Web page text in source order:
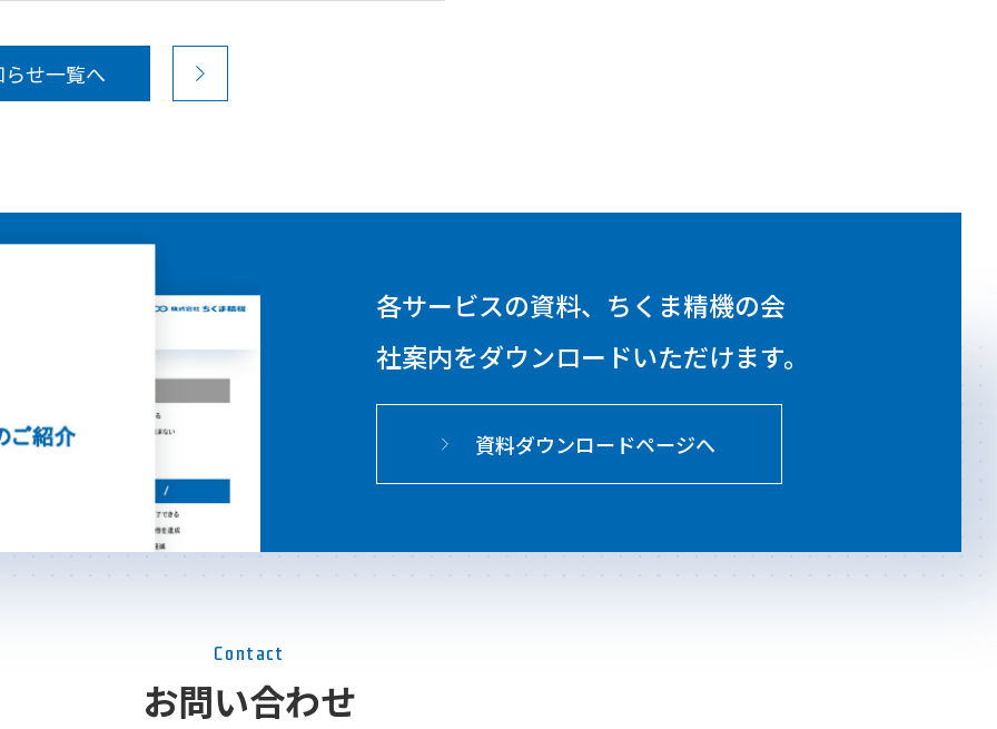
せ一覧へ
各サービスの資料、ちくま精機の会
社案内をダウンロードいただけます。
資料ダウンロードページへ
Contact
お問い合わせ